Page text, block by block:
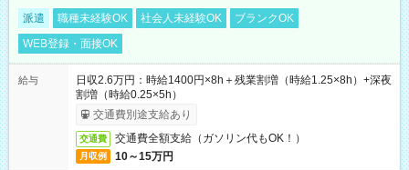
派遣 職種未経験OK 社会人未経験OK
ブランクOK
WEB登録・面接OK
給与
日収2.6万円：時給1400円×8h＋残業割増（時給1.25×8h）+深夜
割増（時給0.25×5h）
交通費別途支給あり
交通費 交通費全額支給（ガソリン代もOK！）
月収例 10～15万円